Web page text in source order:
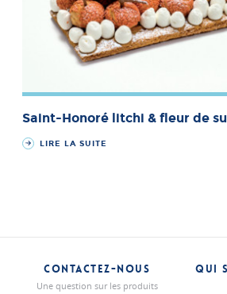
Saint-Honoré litchi & fleur de
LIRE LA SUITE
CONTACTEZ-NOUS
Une question sur les produits
QUI